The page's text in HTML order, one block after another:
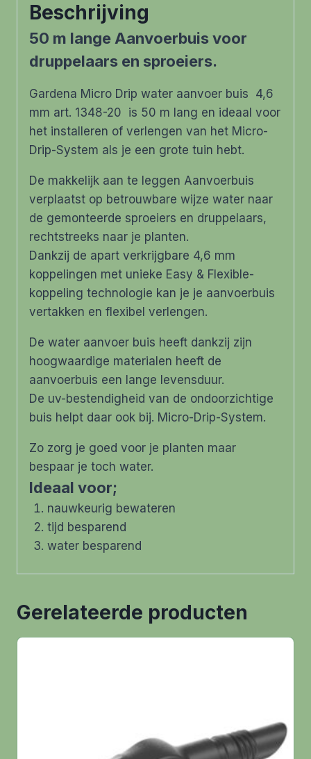
(50m)
aantal
Beschrijving
50 m lange Aanvoerbuis voor
druppelaars en sproeiers.
Gardena Micro Drip water aanvoer buis 4,6
mm art. 1348-20 is 50 m lang en ideaal voor
het installeren of verlengen van het Micro-
Drip-System als je een grote tuin hebt.
De makkelijk aan te leggen Aanvoerbuis
verplaatst op betrouwbare wijze water naar
de gemonteerde sproeiers en druppelaars,
rechtstreeks naar je planten.
Dankzij de apart verkrijgbare 4,6 mm
koppelingen met unieke Easy & Flexible-
koppeling technologie kan je je aanvoerbuis
vertakken en flexibel verlengen.
De water aanvoer buis heeft dankzij zijn
hoogwaardige materialen heeft de
aanvoerbuis een lange levensduur.
De uv-bestendigheid van de ondoorzichtige
buis helpt daar ook bij. Micro-Drip-System.
Zo zorg je goed voor je planten maar
bespaar je toch water.
Ideaal voor;
nauwkeurig bewateren
tijd besparend
water besparend
Gerelateerde producten